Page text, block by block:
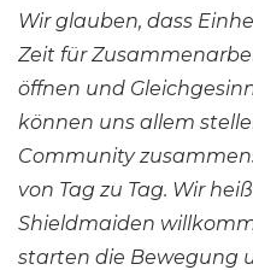
Wir glauben, dass
Zeit für
öffnen und
können uns allem
Community
von Tag zu Tag. Wir
Shieldmaiden
starten die Bewegung